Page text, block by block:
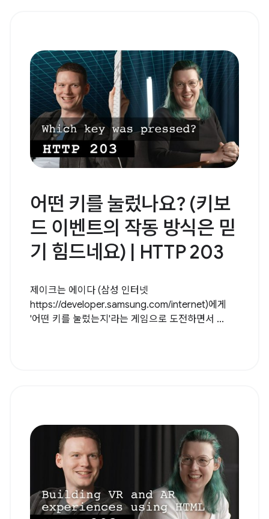
어떤 키를 눌렀나요? (키보
드 이벤트의 작동 방식은 믿
기 힘드네요) | HTTP 203
제이크는 에이다 (삼성 인터넷
https://developer.samsung.com/internet)에게
'어떤 키를 눌렀는지'라는 게임으로 도전하면서 ...